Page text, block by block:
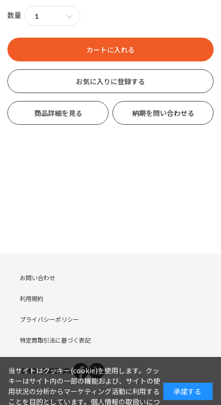
数量
お気に入りに登録する
商品詳細を見る 納期を問い合わせる
お問い合わせ
利用規約
プライバシーポリシー
特定商取引法に基づく表記
COPYRIGHT (C) I-O DATA DEVICE, INC. Since 2005.9.19
当サイトはクッキー(cookie)を使用します。クッ
キーはサイト内の一部の機能および、サイトの使
用状況の分析からマーケティング活動に利用する
ことを目的としています。個人情報の取扱いにつ
承諾する